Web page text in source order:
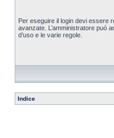
Per eseguire il login devi essere
avanzate. L’amministratore puó
d’uso e le varie regole.
Indice